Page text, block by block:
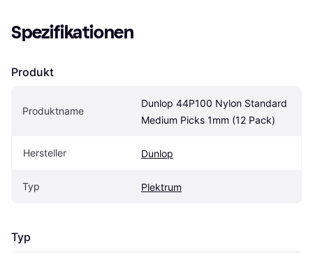
Spezifikationen
Produkt
Produktname
Dunlop 44P100 Nylon Standard
Medium Picks 1mm (12 Pack)
Hersteller Dunlop
Typ Plektrum
Typ